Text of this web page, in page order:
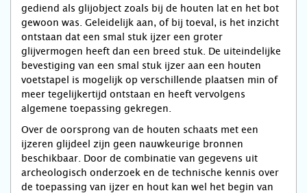
gediend als glijobject zoals bij de houten lat en het bot
gewoon was. Geleidelijk aan, of bij toeval, is het inzicht
ontstaan dat een smal stuk ijzer een groter
glijvermogen heeft dan een breed stuk. De uiteindelijke
bevestiging van een smal stuk ijzer aan een houten
voetstapel is mogelijk op verschillende plaatsen min of
meer tegelijkertijd ontstaan en heeft vervolgens
algemene toepassing gekregen.
Over de oorsprong van de houten schaats met een
ijzeren glijdeel zijn geen nauwkeurige bronnen
beschikbaar. Door de combinatie van gegevens uit
archeologisch onderzoek en de technische kennis over
de toepassing van ijzer en hout kan wel het begin van